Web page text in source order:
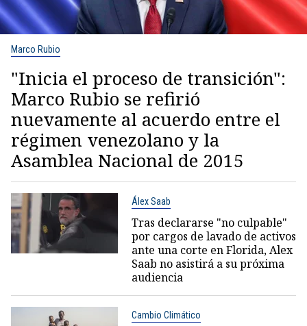
Marco Rubio
"Inicia el proceso de transición":
Marco Rubio se refirió
nuevamente al acuerdo entre el
régimen venezolano y la
Asamblea Nacional de 2015
Álex Saab
Tras declararse "no culpable"
por cargos de lavado de activos
ante una corte en Florida, Alex
Saab no asistirá a su próxima
audiencia
Cambio Climático